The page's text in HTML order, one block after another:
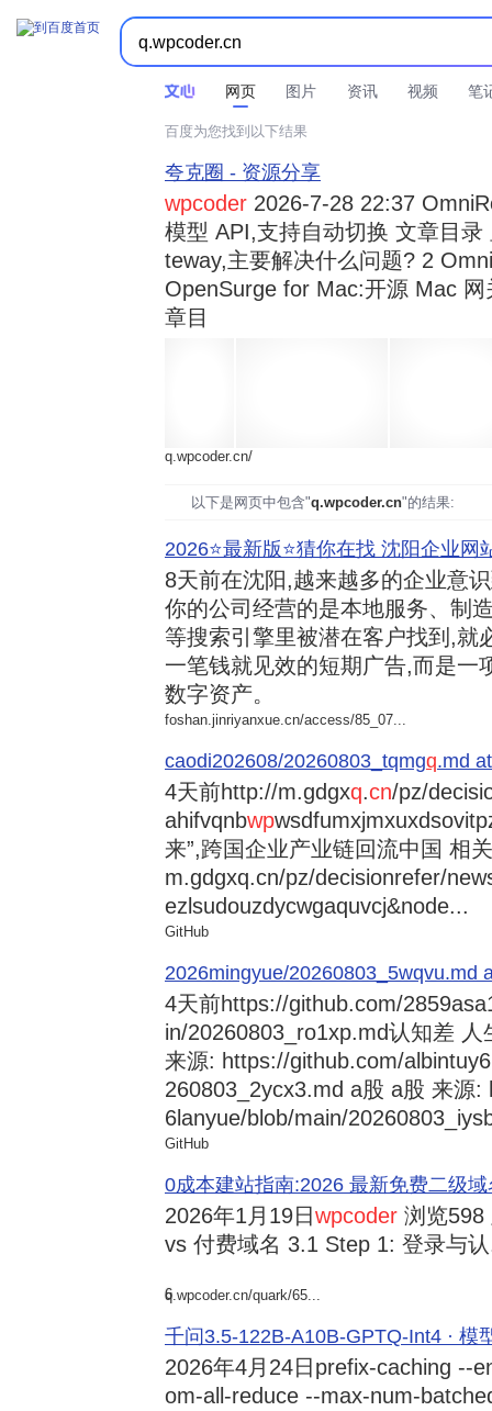
网页 图片 资讯 视频 笔
时间不限  所有网页和文件  站点内检索 
百度为您找到以下结果
夸克圈 - 资源分享
wpcoder 2026-7-28 22:37
模型 API,支持自动切换 文章目
teway,主要解决什么问题? 2
OpenSurge for Mac:开源 Mac
章目
q.wpcoder.cn/
以下是网页中包含"q.wpcoder.cn"的结果:
2026⭐️最新版⭐️猜你在找 沈阳企业网
8天前在沈阳,越来越多的企业意
你的公司经营的是本地服务、制
等搜索引擎里被潜在客户找到,就
一笔钱就见效的短期广告,而是一
数字资产。
foshan.jinriyanxue.cn/access/85_07...
caodi202608/20260803_tqmgq.md
4天前http://m.gdgxq.cn/pz/
ahifvqnbwp
来”,跨国企业产业链回流中国 相
m.gdgxq.cn/pz/decisionrefer/
ezlsudouzdycwgaquvcj&node...
GitHub
2026mingyue/20260803_5wqvu.md
4天前https://github.com/
in/20260803_ro1xp.md认知差
来源: https://github.com/
260803_2ycx3.md a股 a股 来源
6lanyue/blob/main/
GitHub
0成本建站指南:2026 最新免费二级
2026年1月19日wpcoder 浏览598
vs 付费域名 3.1 Step 1: 登录与
6
q.wpcoder.cn/quark/65...
千问3.5-122B-A10B-GPTQ-Int4 · 模
2026年4月24日 prefix-caching --
om-all-reduce --max-num-